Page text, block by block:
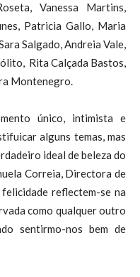
Vanessa Martins,
Patricia Gallo, Maria
Salgado, Andreia Vale,
Rita Calçada Bastos,
Montenegro.
único, intimista e
alguns temas, mas
ideal de beleza do
Correia, Directora de
reflectem-se na
como qualquer outro
sentirmo-nos bem de